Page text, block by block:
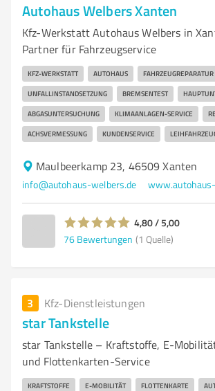
Autohaus Welbers Xanten
Kfz-Werkstatt Autohaus Welbers in
Partner für Fahrzeugservice
KFZ-WERKSTATT AUTOHAUS FAHRZEUGREPARATUR
UNFALLINSTANDSETZUNG BREMSENTEST
ABGASUNTERSUCHUNG KLIMAANLAGEN-SERVICE
ACHSVERMESSUNG KUNDENSERVICE
Maulbeerkamp 23, 46509 Xanten
info@autohaus-welbers.de
4,80 / 5,00
76 Bewertungen (1 Quelle)
3 Kfz-Dienstleistungen
star Tankstelle
star Tankstelle – Kraftstoffe, E-
und Flottenkarten-Service
KRAFTSTOFFE E-MOBILITÄT FLOTTENKARTE